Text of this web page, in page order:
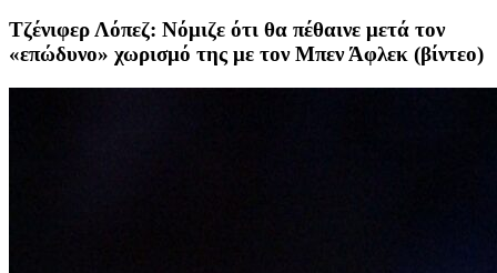
Τζένιφερ Λόπεζ: Νόμιζε ότι θα πέθαινε μετά τον
«επώδυνο» χωρισμό της με τον Μπεν Άφλεκ (βίντεο)